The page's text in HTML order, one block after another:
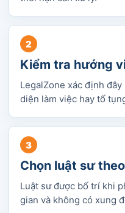
Kiểm tra hướng
LegalZone xác định
diện làm việc hay tố
Chọn luật sư
Luật sư được bố trí khi
gian và không có xung